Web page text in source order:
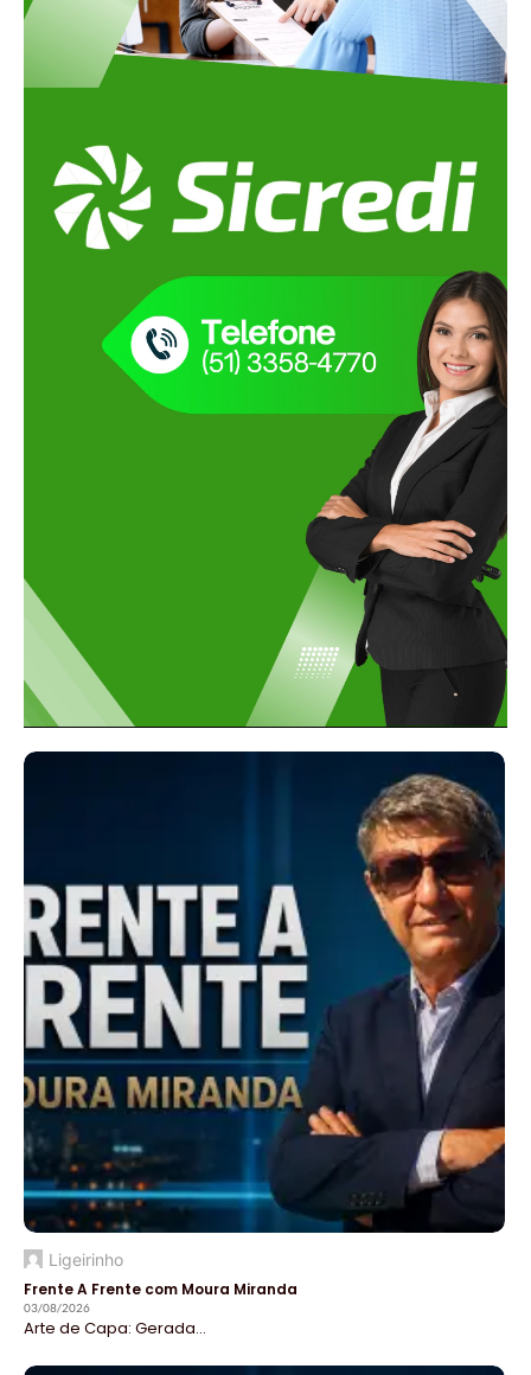
Ligeirinho
Frente A Frente com Moura Miranda
03/08/2026
Arte de Capa: Gerada...